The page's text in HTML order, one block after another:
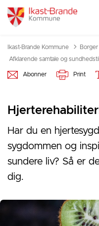
Ikast-Brande Kommune Borger
Tilbage til
Afklarende samtale og
Abonner Print
Har du en
sygdommen og
sundere liv? Så er
dig.